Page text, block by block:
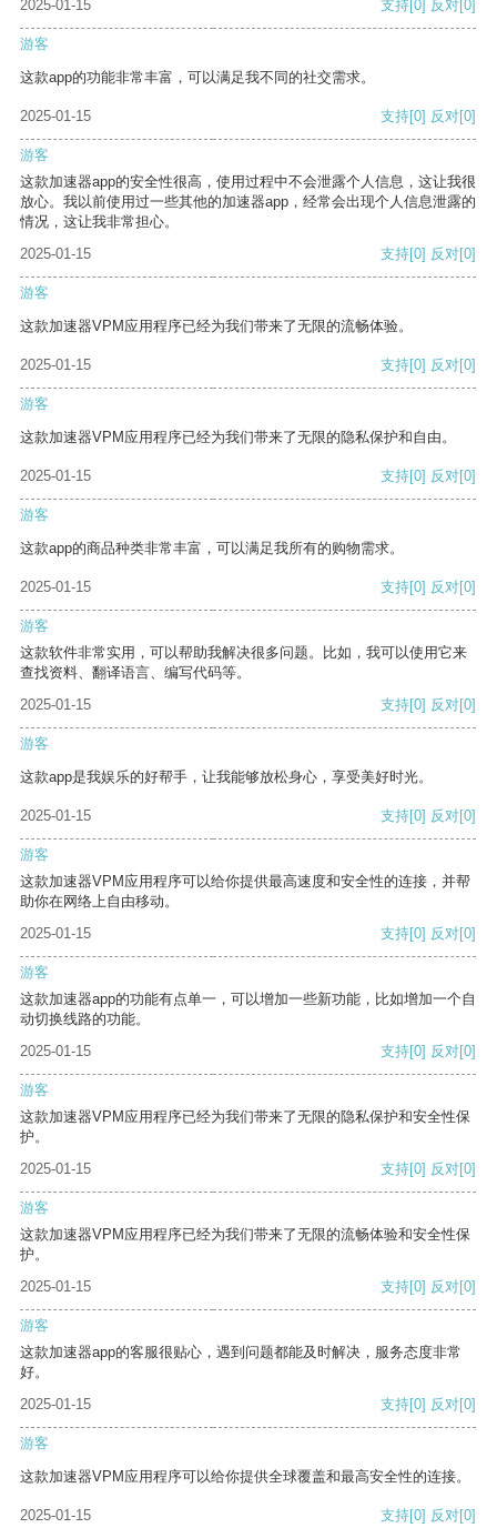
2025-01-15 支持[0] 反对[0]
游客
这款app的功能非常丰富，可以满足我不同的社交需求。
2025-01-15 支持[0] 反对[0]
游客
这款加速器app的安全性很高，使用过程中不会泄露个人信息，这让我很
放心。我以前使用过一些其他的加速器app，经常会出现个人信息泄露的
情况，这让我非常担心。
2025-01-15
支持[0] 反对[0]
游客
这款加速器VPM应用程序已经为我们带来了无限的流畅体验。
2025-01-15 支持[0] 反对[0]
游客
这款加速器VPM应用程序已经为我们带来了无限的隐私保护和自由。
2025-01-15 支持[0] 反对[0]
游客
这款app的商品种类非常丰富，可以满足我所有的购物需求。
2025-01-15 支持[0] 反对[0]
游客
这款软件非常实用，可以帮助我解决很多问题。比如，我可以使用它来
查找资料、翻译语言、编写代码等。
2025-01-15
支持[0] 反对[0]
游客
这款app是我娱乐的好帮手，让我能够放松身心，享受美好时光。
2025-01-15 支持[0] 反对[0]
游客
这款加速器VPM应用程序可以给你提供最高速度和安全性的连接，并帮
助你在网络上自由移动。
2025-01-15
支持[0] 反对[0]
游客
这款加速器app的功能有点单一，可以增加一些新功能，比如增加一个自
动切换线路的功能。
2025-01-15
支持[0] 反对[0]
游客
这款加速器VPM应用程序已经为我们带来了无限的隐私保护和安全性保
护。
2025-01-15
支持[0] 反对[0]
游客
这款加速器VPM应用程序已经为我们带来了无限的流畅体验和安全性保
护。
2025-01-15
支持[0] 反对[0]
游客
这款加速器app的客服很贴心，遇到问题都能及时解决，服务态度非常
好。
2025-01-15
支持[0] 反对[0]
游客
这款加速器VPM应用程序可以给你提供全球覆盖和最高安全性的连接。
2025-01-15 支持[0] 反对[0]